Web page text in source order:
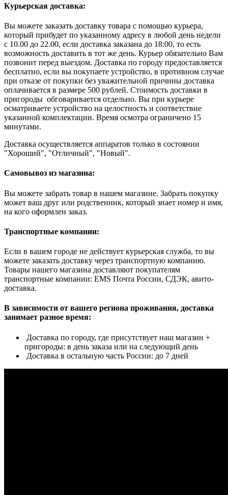
Курьерская доставка:
Вы можете заказать доставку товара с помощью курьера,
который прибудет по указанному адресу в любой день недели
с 10.00 до 22.00, если доставка заказана до 18:00, то есть
возможность доставить в тот же день. Курьер обязательно Вам
позвонит перед выездом. Доставка по городу предоставляется
бесплатно, если вы покупаете устройство, в противном случае
при отказе от покупки без уважительной причины доставка
оплачивается в размере 500 рублей. Стоимость доставки в
пригороды обговаривается отдельно. Вы при курьере
осматриваете устройство на целостность и соответствие
указанной комплектации. Время осмотра ограничено 15
минутами.
Доставка осуществляется аппаратов только в состоянии
"Хороший", "Отличный", "Новый".
Самовывоз из магазина:
Вы можете забрать товар в нашем магазине. Забрать покупку
может ваш друг или родственник, который знает номер и имя,
на кого оформлен заказ.
Транспортные компании:
Если в вашем городе не действует курьерская служба, то вы
можете заказать доставку через транспортную компанию.
Товары нашего магазина доставляют покупателям
транспортные компании: EMS Почта России, СДЭК, авито-
доставка.
В зависимости от вашего региона проживания, доставка
занимает разное время:
Доставка по городу, где присутствует наш магазин +
пригороды: в день заказа или на следующий день
Доставка в остальную часть России: до 7 дней